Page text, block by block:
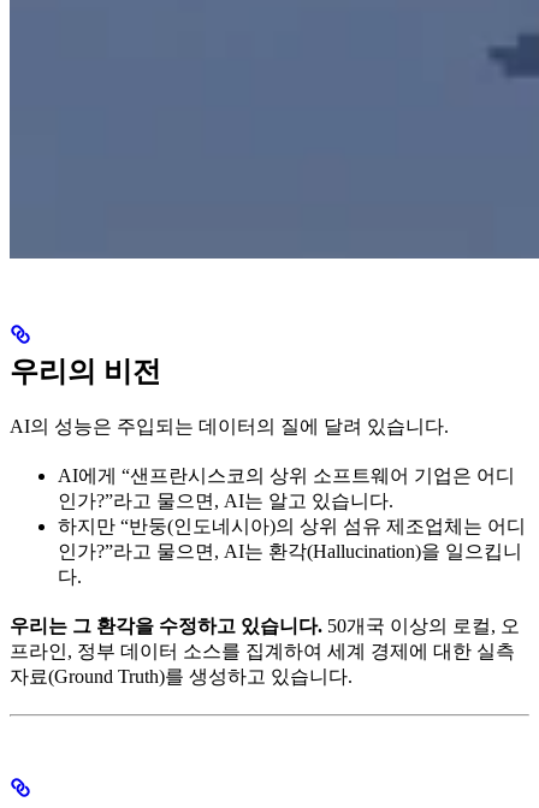
우리의 비전
AI의 성능은 주입되는 데이터의 질에 달려 있습니다.
AI에게 “샌프란시스코의 상위 소프트웨어 기업은 어디
인가?”라고 물으면, AI는 알고 있습니다.
하지만 “반둥(인도네시아)의 상위 섬유 제조업체는 어디
인가?”라고 물으면, AI는 환각(Hallucination)을 일으킵니
다.
우리는 그 환각을 수정하고 있습니다. 50개국 이상의 로컬, 오
프라인, 정부 데이터 소스를 집계하여 세계 경제에 대한 실측
자료(Ground Truth)를 생성하고 있습니다.